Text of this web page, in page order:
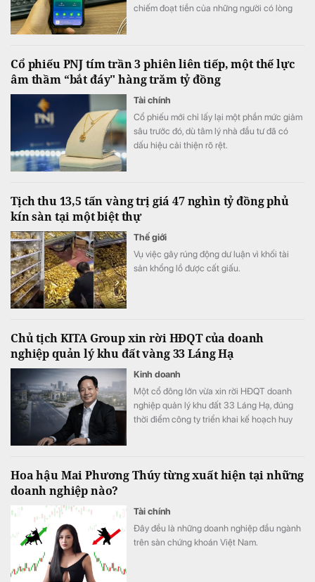
chiếm đoạt tiền của những người có lòng
Cổ phiếu PNJ tím trần 3 phiên liên tiếp, một thế lực
âm thầm “bắt đáy" hàng trăm tỷ đồng
Tài chính
Cổ phiếu mới chỉ lấy lại một phần mức giảm
sâu trước đó, dù tâm lý nhà đầu tư đã có
dấu hiệu cải thiện rõ rệt.
Tịch thu 13,5 tấn vàng trị giá 47 nghìn tỷ đồng phủ
kín sàn tại một biệt thự
Thế giới
Vụ việc gây rúng động dư luận vì khối tài
sản khổng lồ được cất giấu.
Chủ tịch KITA Group xin rời HĐQT của doanh
nghiệp quản lý khu đất vàng 33 Láng Hạ
Kinh doanh
Một cổ đông lớn vừa xin rời HĐQT doanh
nghiệp quản lý khu đất 33 Láng Hạ, đúng
thời điểm công ty triển khai kế hoạch huy
Hoa hậu Mai Phương Thúy từng xuất hiện tại những
doanh nghiệp nào?
Tài chính
Đây đều là những doanh nghiệp đầu ngành
trên sàn chứng khoán Việt Nam.